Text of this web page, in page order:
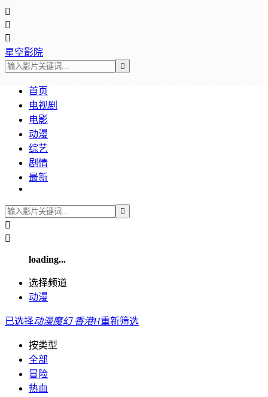



星空影院

首页
电视剧
电影
动漫
综艺
剧情
最新



loading...
选择频道
动漫
已选择动漫魔幻 香港H重新筛选
按类型
全部
冒险
热血